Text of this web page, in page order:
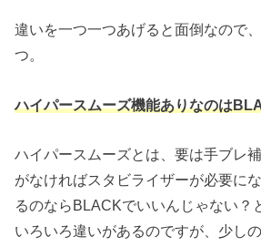
違いを一つ一つあげると面倒なので
つ。
ハイパースムーズ機能ありなのは
ハイパースムーズとは、要は手ブレ
がなければスタビライザーが必要に
るのならBLACKでいいんじゃない？
いろいろ違いがあるのですが、少し